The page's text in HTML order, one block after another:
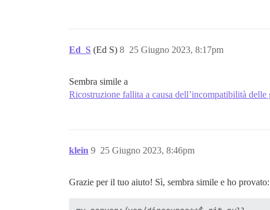
Ed_S (Ed S) 25 Giugno 2023, 8:17pm
8
Sembra simile a
Ricostruzione fallita a causa dell’incompatibilità delle
klein 25 Giugno 2023, 8:46pm
9
Grazie per il tuo aiuto! Sì, sembra simile e ho provato: